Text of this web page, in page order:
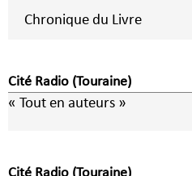
Chronique du Livre
Cité Radio (Touraine)
« Tout en auteurs »
Cité Radio (Touraine)